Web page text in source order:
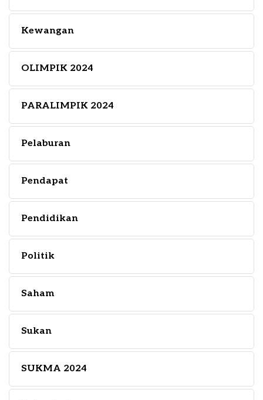
Kewangan
OLIMPIK 2024
PARALIMPIK 2024
Pelaburan
Pendapat
Pendidikan
Politik
Saham
Sukan
SUKMA 2024